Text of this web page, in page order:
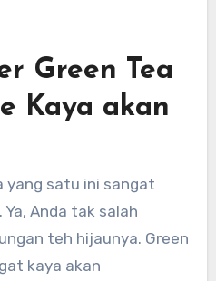
Green Tea
Kaya akan
yang satu ini sangat
Anda tak salah
teh hijaunya. Green
kaya akan